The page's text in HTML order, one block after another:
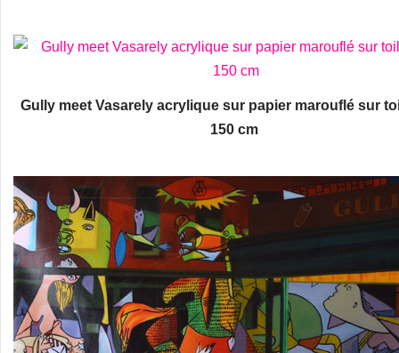
Gully meet Vasarely acrylique sur papier marouflé sur
150 cm